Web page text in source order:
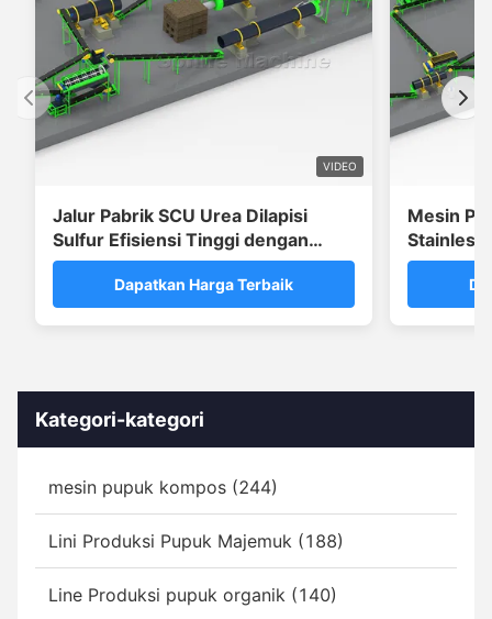
VIDEO
Jalur Pabrik SCU Urea Dilapisi
Sulfur Efisiensi Tinggi dengan
Sistem Penyegel Lilin
Dapatkan Harga Terbaik
Mesin
Stainless
Kategori-kategori
mesin pupuk kompos (244)
Lini Produksi Pupuk Majemuk (188)
Line Produksi pupuk organik (140)